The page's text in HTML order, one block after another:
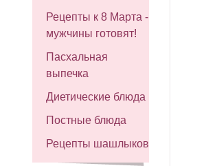
Рецепты к 8 Марта -
мужчины готовят!
Пасхальная
выпечка
Диетические блюда
Постные блюда
Рецепты шашлыков